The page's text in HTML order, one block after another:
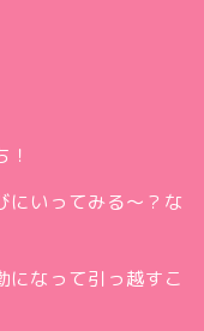
にいってみる～？な
になって引っ越すこ